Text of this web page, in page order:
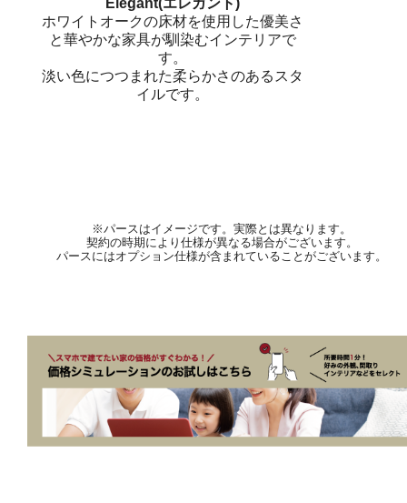
Elegant(エレガント)
ホワイトオークの床材を使用した優美さ
と華やかな家具が馴染むインテリアで
す。
淡い色につつまれた柔らかさのあるスタ
イルです。
※パースはイメージです。実際とは異なります。
契約の時期により仕様が異なる場合がございます。
パースにはオプション仕様が含まれていることがございます。